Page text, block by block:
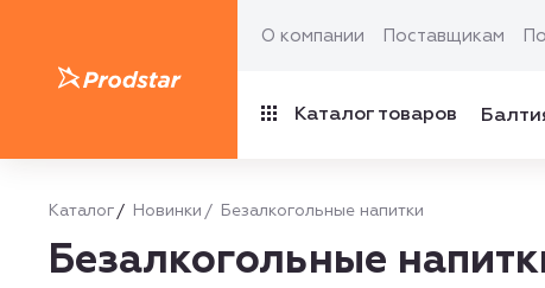
О компании Поставщикам
Каталог товаров
Каталог Новинки Безалкогольные напитки
Безалкогольные